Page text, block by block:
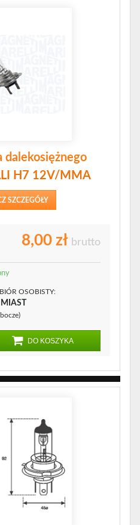
H7 12V/MMA
SZCZEGÓŁY
8,00 zł brutto
OSOBISTY:
DO KOSZYKA